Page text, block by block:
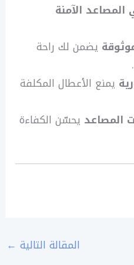
المصاعد الآمنة
يضمن لك راحة
يمنع الأعطال المكلفة
المصاعد يحسّن الكفاءة
المقالة التالية ←